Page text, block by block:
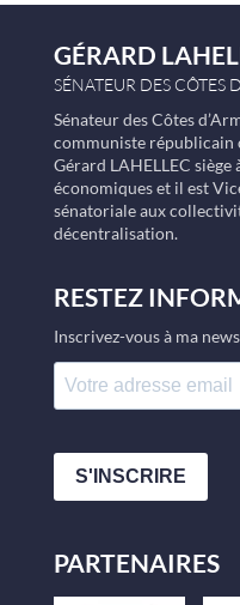
GÉRARD
SÉNATEUR DES CÔTES
Sénateur des Côtes
communiste républicain
Gérard LAHELLEC
économiques et il est
sénatoriale aux
décentralisation.
RESTEZ
Inscrivez-vous à ma
S'INSCRIRE
PARTENAIRES